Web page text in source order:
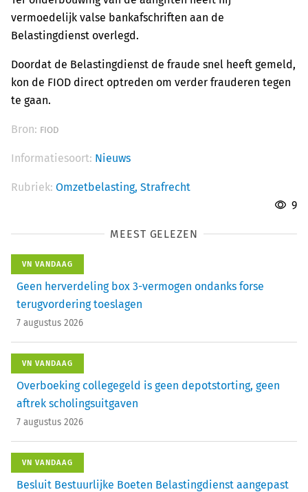
vermoedelijk valse bankafschriften aan de
Belastingdienst overlegd.
Doordat de Belastingdienst de fraude snel heeft gemeld,
kon de FIOD direct optreden om verder frauderen tegen
te gaan.
Bron: FIOD
Informatiesoort: Nieuws
Rubriek: Omzetbelasting, Strafrecht
9
MEEST GELEZEN
VN VANDAAG
Geen herverdeling box 3-vermogen ondanks forse
terugvordering toeslagen
7 augustus 2026
VN VANDAAG
Overboeking collegegeld is geen depotstorting, geen
aftrek scholingsuitgaven
7 augustus 2026
VN VANDAAG
Besluit Bestuurlijke Boeten Belastingdienst aangepast